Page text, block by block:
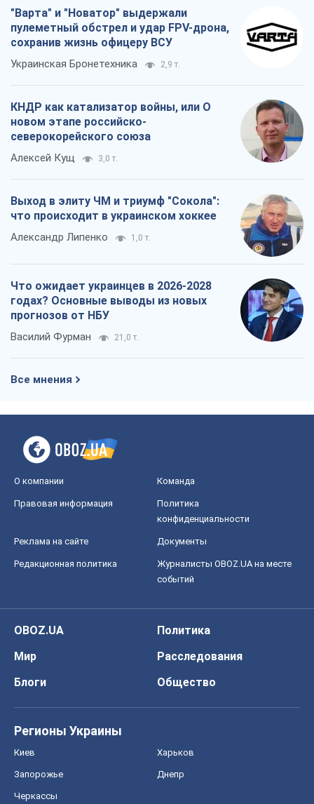
"Варта" и "Новатор" выдержали
пулеметный обстрел и удар FPV-дрона,
сохранив жизнь офицеру ВСУ
Украинская Бронетехника 2,9 т.
КНДР как катализатор войны, или О
новом этапе российско-
северокорейского союза
Алексей Кущ 3,0 т.
Выход в элиту ЧМ и триумф "Сокола":
что происходит в украинском хоккее
Александр Липенко 1,0 т.
Что ожидает украинцев в 2026-2028
годах? Основные выводы из новых
прогнозов от НБУ
Василий Фурман 21,0 т.
Все мнения
О компании Команда
Правовая информация
Политика
конфиденциальности
Реклама на сайте Документы
Редакционная политика
Журналисты OBOZ.UA на месте
событий
OBOZ.UA
Политика
Мир
Расследования
Блоги
Общество
Регионы Украины
Киев Харьков
Запорожье Днепр
Черкассы